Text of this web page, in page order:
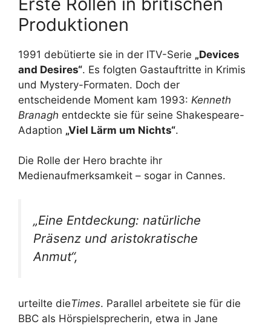
Produktionen
1991 debütierte sie in der ITV-Serie „Devices
and Desires“. Es folgten Gastauftritte in Krimis
und Mystery-Formaten. Doch der
entscheidende Moment kam 1993: Kenneth
Branagh entdeckte sie für seine Shakespeare-
Adaption „Viel Lärm um Nichts“.
Die Rolle der Hero brachte ihr
Medienaufmerksamkeit – sogar in Cannes.
„Eine Entdeckung: natürliche
Präsenz und aristokratische
Anmut“,
urteilte dieTimes. Parallel arbeitete sie für die
BBC als Hörspielsprecherin, etwa in Jane